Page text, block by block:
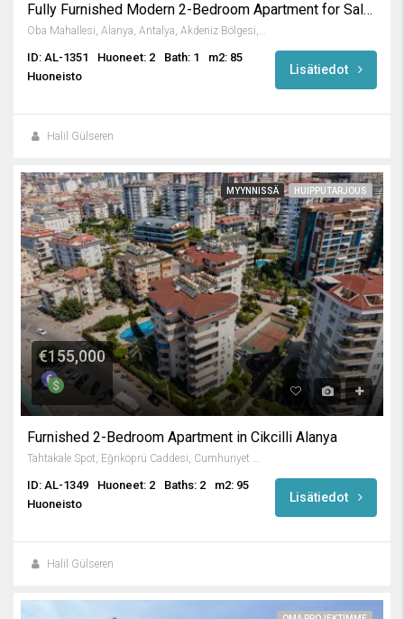
Fully Furnished Modern 2-Bedroom Apartment for Sale in Oba Alanya
Oba Mahallesi, Alanya, Antalya, Akdeniz Bölgesi, Türkiye
ID: AL-1351 Huoneet: 2 Bath: 1
m2: 85
Huoneisto
Lisätiedot
Halil Gülseren
MYYNNISSÄ HUIPPUTARJOUS
€155,000
Furnished 2-Bedroom Apartment in Cikcilli Alanya
ID: AL-1349 Huoneet: 2 Baths: 2
m2: 95
Huoneisto
Lisätiedot
Halil Gülseren